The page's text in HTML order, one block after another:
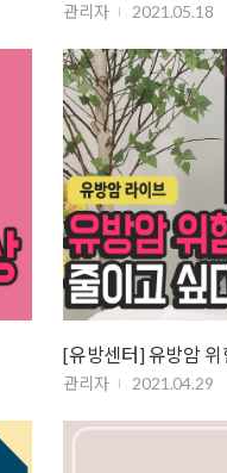
관리자 2021.05.18
[유방센터] 유방암
관리자 2021.04.29